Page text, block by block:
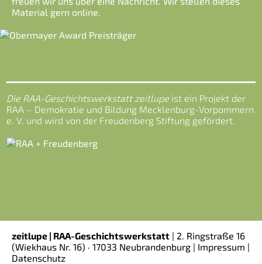
Material gern online.
Die RAA-Geschichtswerkstatt zeitlupe ist ein Projekt der
RAA – Demokratie und Bildung Mecklenburg-Vorpommern
e. V. und wird von der Freudenberg Stiftung gefördert.
zeitlupe | RAA-Geschichtswerkstatt | 2. Ringstraße 16
(Wiekhaus Nr. 16) · 17033 Neubrandenburg | Impressum |
Datenschutz